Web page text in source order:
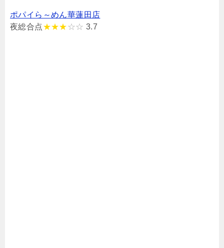
ポパイら～めん華蓮田店
夜総合点★★★ ☆☆ 3.7